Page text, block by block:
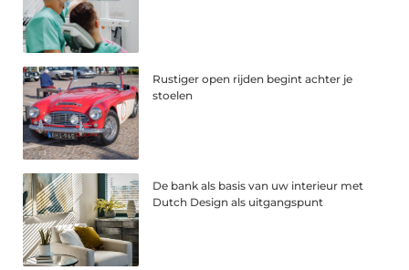
Rustiger open rijden begint achter je
stoelen
De bank als basis van uw interieur met
Dutch Design als uitgangspunt